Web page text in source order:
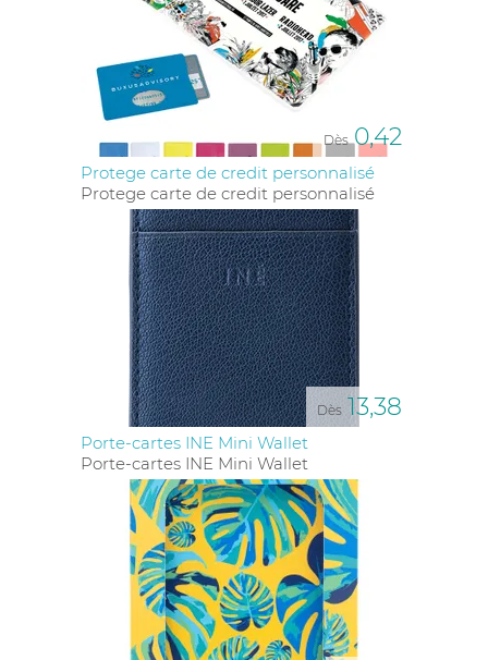
Dès 0,42
Protege carte de credit personnalisé
Protege carte de credit personnalisé
Dès 13,38
Porte-cartes INE Mini Wallet
Porte-cartes INE Mini Wallet